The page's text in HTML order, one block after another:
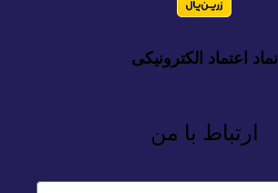
نماد اعتماد الکترونیکی
ارتباط با من